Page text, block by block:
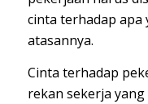
cinta terhadap apa
atasannya.
Cinta terhadap
rekan sekerja